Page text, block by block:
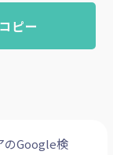
ピー
のGoogle検